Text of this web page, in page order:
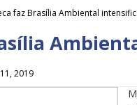
faz Brasília Ambiental
2019